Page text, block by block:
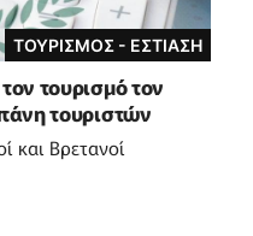
ΤΟΥΡΙΣΜΟΣ - ΕΣΤΙΑΣΗ
τουρισμό τον
τουριστών
και Βρετανοί